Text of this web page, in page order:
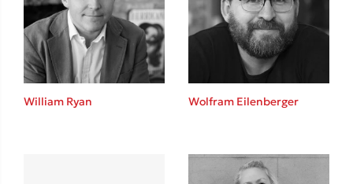
Φυστίκι ΠουΚυλάει
Παύλος Καστανάς
El Sombrero
Στέφανος Ξενάκης
Sebastian Fitzek
William Ryan Wolfram Eilenberger